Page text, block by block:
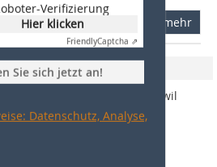
Verifizierung
Hier klicken
FriendlyCaptcha ⇗
Sie sich jetzt an!
Datenschutz, Analyse,
mehr
Körbligen, Gisikon/Inwil
Schweiz
Ziegelei
Schweiz